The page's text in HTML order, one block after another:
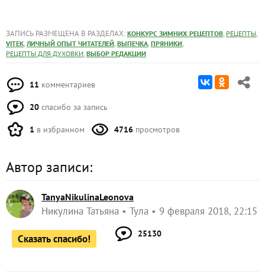
ЗАПИСЬ РАЗМЕЩЕНА В РАЗДЕЛАХ: КОНКУРС ЗИМНИХ РЕЦЕПТОВ, РЕЦЕПТЫ,
VITEK, ЛИЧНЫЙ ОПЫТ ЧИТАТЕЛЕЙ, ВЫПЕЧКА, ПРЯНИКИ,
РЕЦЕПТЫ ДЛЯ ДУХОВКИ, ВЫБОР РЕДАКЦИИ
11 комментариев
20 спасибо за запись
1 в избранном 4716 просмотров
Автор записи:
TanyaNikulinaLeonova
Никулина Татьяна Тула 9 февраля 2018, 22:15
Сказать спасибо! 25130